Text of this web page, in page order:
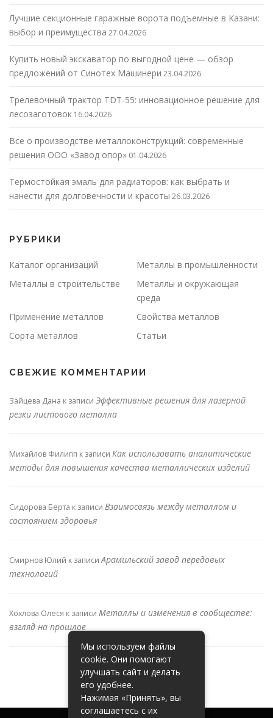
Лучшие секционные гаражные ворота подъемные в Казани:
выбор и преимущества 27.04.2026
Купить новый экскаватор по выгодной цене — обзор
предложений от Синотех Машинери 23.04.2026
Трелевочный трактор TDT-55: инновационное решение для
лесозаготовок 16.04.2026
Все о производстве металлоконструкций: современные
решения ООО «Завод опор» 01.04.2026
Термостойкая эмаль для радиаторов: как выбрать и
нанести для долговечности и красоты 26.03.2026
РУБРИКИ
Каталог организаций
Металлы в промышленности
Металлы в строительстве
Металлы и окружающая
среда
Применение металлов
Свойства металлов
Сорта металлов
Статьи
СВЕЖИЕ КОММЕНТАРИИ
Зайцева Дана к записи Эффективные решения для лазерной
резки листового металла
Михайлов Филипп к записи Как использовать аналитические
методы для повышения качества металлических изделий
Сидорова Берта к записи Взаимосвязь между металлом и
состоянием здоровья
Смирнов Юлий к записиАрамильский завод передовых
технологий
Хохлова Олеся к записи Металлы и изменения в сообществе:
взгляд на прошлое
Мы используем файлы
cookie. Они помогают
улучшать сайт и делать
его удобнее.
Нажимая «Принять», вы
соглашаетесь с их